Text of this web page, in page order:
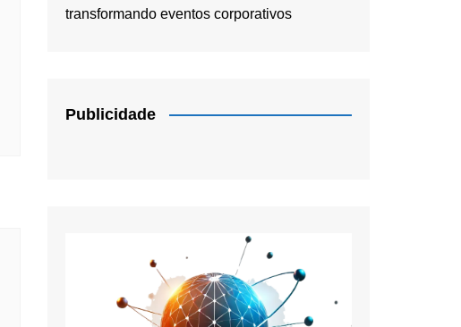
transformando eventos corporativos
Publicidade